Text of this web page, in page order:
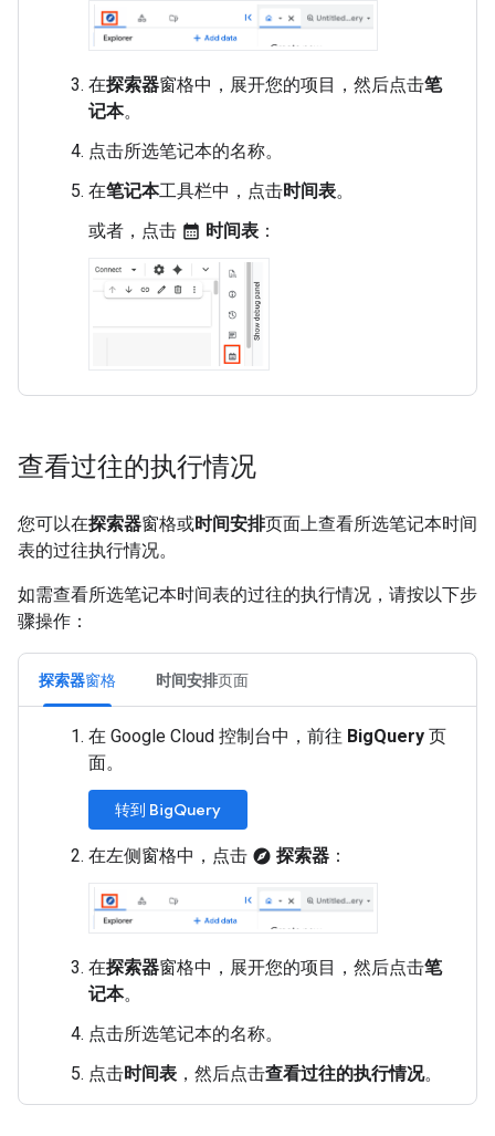
在探索器窗格中，展开您的项目，然后点击笔
记本。
点击所选笔记本的名称。
在笔记本工具栏中，点击时间表。
或者，点击 calendar_month 时间表 ：
查看过往的执行情况
您可以在探索器窗格或时间安排页面上查看所选笔记本时间
表的过往执行情况。
如需查看所选笔记本时间表的过往的执行情况，请按以下步
骤操作：
探索器窗格 时间安排页面
在 Google Cloud 控制台中，前往 BigQuery 页
面。
转到 BigQuery
在左侧窗格中，点击 explore 探索器 ：
在探索器窗格中，展开您的项目，然后点击笔
记本。
点击所选笔记本的名称。
点击时间表 ，然后点击查看过往的执行情况。